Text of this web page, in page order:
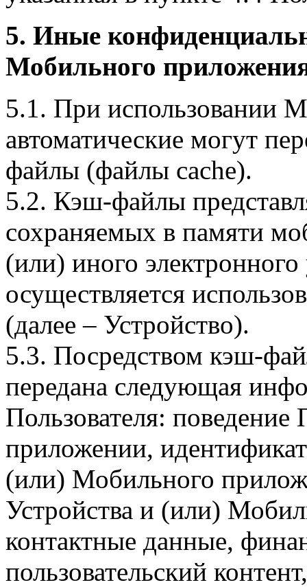
5. Иные
Мобильного
5.1. При использовании
автоматические могут
файлы (файлы cache).
5.2. Кэш-файлы
сохраняемых в памяти
(или) иного электронного
осуществляется
(далее – Устройство).
5.3. Посредством кэш-
передана следующая
Пользователя:
приложении,
(или) Мобильного
Устройства и (или)
контактные данные,
пользовательский